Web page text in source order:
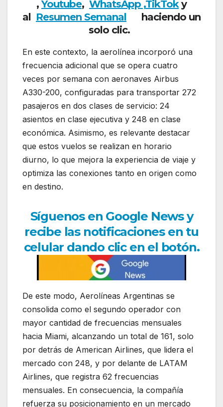
,Youtube, WhatsApp ,TikToky
al Resumen Semanal haciendo un
solo clic.
En este contexto, la aerolínea incorporó una
frecuencia adicional que se opera cuatro
veces por semana con aeronaves Airbus
A330-200, configuradas para transportar 272
pasajeros en dos clases de servicio: 24
asientos en clase ejecutiva y 248 en clase
económica. Asimismo, es relevante destacar
que estos vuelos se realizan en horario
diurno, lo que mejora la experiencia de viaje y
optimiza las conexiones tanto en origen como
en destino.
Síguenos en Google News y
recibe las notificaciones en tu
celular dando clic en el botón.
De este modo, Aerolíneas Argentinas se
consolida como el segundo operador con
mayor cantidad de frecuencias mensuales
hacia Miami, alcanzando un total de 161, solo
por detrás de American Airlines, que lidera el
mercado con 248, y por delante de LATAM
Airlines, que registra 62 frecuencias
mensuales. En consecuencia, la compañía
refuerza su posicionamiento en un mercado